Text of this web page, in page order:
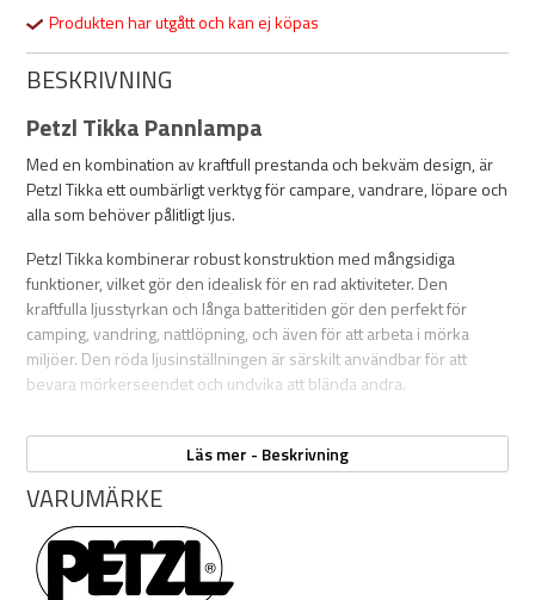
Produkten har utgått och kan ej köpas
BESKRIVNING
Petzl Tikka Pannlampa
Med en kombination av kraftfull prestanda och bekväm design, är
Petzl Tikka ett oumbärligt verktyg för campare, vandrare, löpare och
alla som behöver pålitligt ljus.
Petzl Tikka kombinerar robust konstruktion med mångsidiga
funktioner, vilket gör den idealisk för en rad aktiviteter. Den
kraftfulla ljusstyrkan och långa batteritiden gör den perfekt för
camping, vandring, nattlöpning, och även för att arbeta i mörka
miljöer. Den röda ljusinställningen är särskilt användbar för att
bevara mörkerseendet och undvika att blända andra.
har du alltid tillförlitlig belysning inom räckhåll. Beställ din Petzl
Tikka idag och upplev skillnaden – en ljusare, säkrare och mer
flexibel utomhusupplevelse väntar på dig!
Egenskaper:
Färg:grå eller gul
Läs mer - Beskrivning
VARUMÄRKE